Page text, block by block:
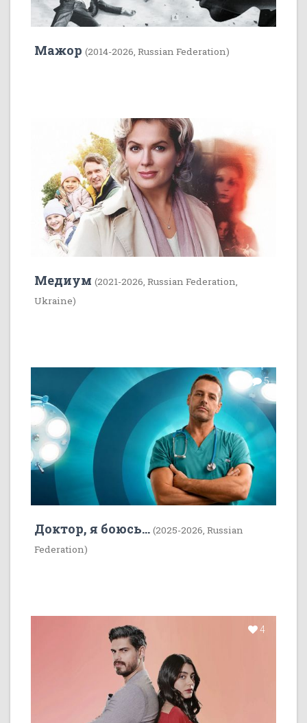
Мажор (2014-2026, Russian Federation)
Медиум (2021-2026, Russian Federation,
Ukraine)
7 5
Доктор, я боюсь... (2025-2026, Russian
Federation)
4